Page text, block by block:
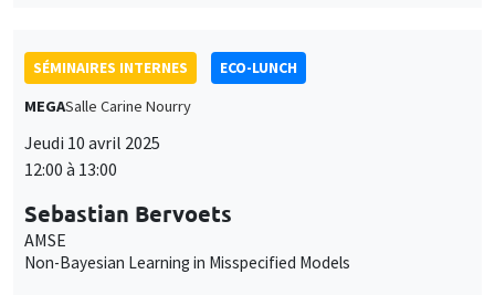
SÉMINAIRES INTERNES
ECO-LUNCH
MEGASalle Carine Nourry
Jeudi 10 avril 2025
12:00 à 13:00
Sebastian Bervoets
AMSE
Non-Bayesian Learning in Misspecified Models
Utilisation
des
données
Ce site utilise des cookies et des services tiers pour garantir son bon
contenus multimédias. Vous êtes libre d’accepter, de refuser ou de
personnaliser l’utilisation de ces services. Votre choix pourra être
modifié à tout moment depuis le lien « Gestion des cookies »